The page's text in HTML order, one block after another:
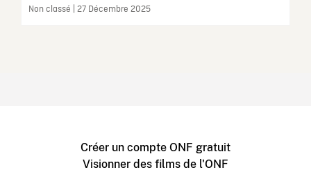
Non classé | 27 Décembre 2025
Créer un compte ONF gratuit
Visionner des films de l'ONF